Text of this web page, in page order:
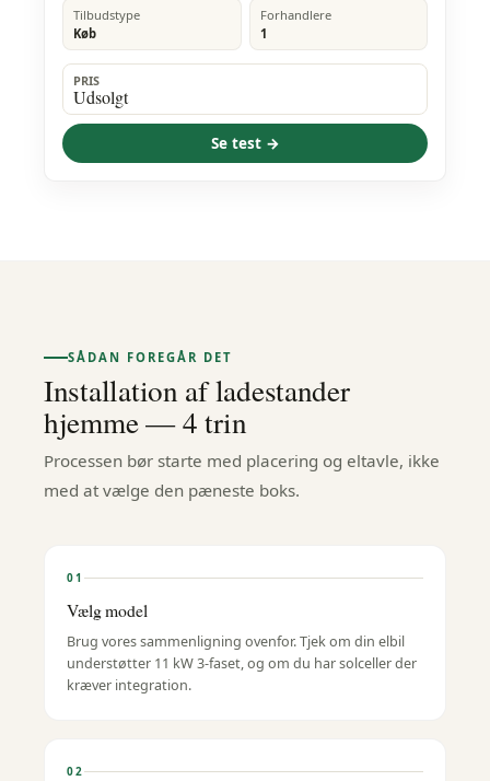
Tilbudstype
Køb
Forhandlere
1
PRIS
Udsolgt
Se test →
SÅDAN FOREGÅR DET
Installation af ladestander
hjemme — 4 trin
Processen bør starte med placering og eltavle, ikke
med at vælge den pæneste boks.
01
Vælg model
Brug vores sammenligning ovenfor. Tjek om din elbil
understøtter 11 kW 3-faset, og om du har solceller der
kræver integration.
02